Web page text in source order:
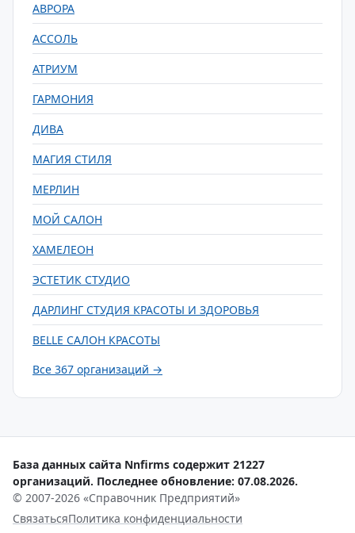
АВРОРА
АССОЛЬ
АТРИУМ
ГАРМОНИЯ
ДИВА
МАГИЯ СТИЛЯ
МЕРЛИН
МОЙ САЛОН
ХАМЕЛЕОН
ЭСТЕТИК СТУДИО
ДАРЛИНГ СТУДИЯ КРАСОТЫ И ЗДОРОВЬЯ
BELLE САЛОН КРАСОТЫ
Все 367 организаций →
База данных сайта Nnfirms содержит 21227
организаций. Последнее обновление: 07.08.2026.
© 2007-2026 «Справочник Предприятий»
СвязатьсяПолитика конфиденциальности